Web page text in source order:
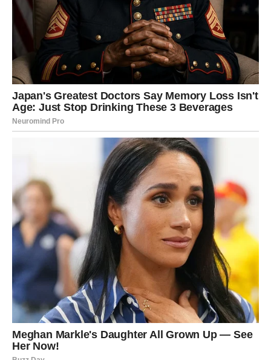
vam pomažu da
zatvorite jedno poglavljei bez tereta
nastavite dalje.
Na praktičnom planu, mogući su pomaci u poslu,
dogovorima, ali i u ličnim odnosima. Blizanci sada imaju
priliku da izgovore ono što su dugo držali u sebi i da budu
shvaćeni na pravi način. Sudbina vam daje šansu da se
oslobodite svega što vas je gušilo i da krenete putem koji
je više u skladu sa vašom prirodom.
Najvažnija poruka zvezda za Blizance glasi:ne plašite se
istine. Ona vam u narednim danima donosi olakšanje, mir
i jasniji pravac. Sve što se sada razotkriva radi u vašu
korist, čak i ako u prvom trenutku deluje izazovno.
VODOLIJA – novi početak koji
menja pogled na budućnost
Za Vodolije dolazi period u kojem se unutrašnji nemir
smiruje, a pred vama se otvara nova perspektiva. Zvezde
imaju plan koji uključuje oslobađanje od starih obrazaca,
ljudi i situacija koje vam više ne donose rast. Naredni dani